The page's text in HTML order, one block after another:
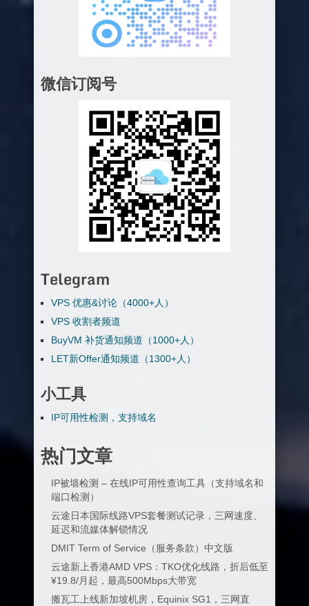
微信订阅号
Telegram
VPS 优惠&讨论（4000+人）
VPS 收割者频道
BuyVM 补货通知频道（1000+人）
LET新Offer通知频道（1300+人）
小工具
IP可用性检测，支持域名
热门文章
IP被墙检测 – 在线IP可用性查询工具（支持域名和
端口检测）
云途日本国际线路VPS套餐测试记录，三网速度、
延迟和流媒体解锁情况
DMIT Term of Service（服务条款）中文版
云途新上香港AMD VPS：TKO优化线路，折后低至
¥19.8/月起，最高500Mbps大带宽
搬瓦工上线新加坡机房，Equinix SG1，三网直